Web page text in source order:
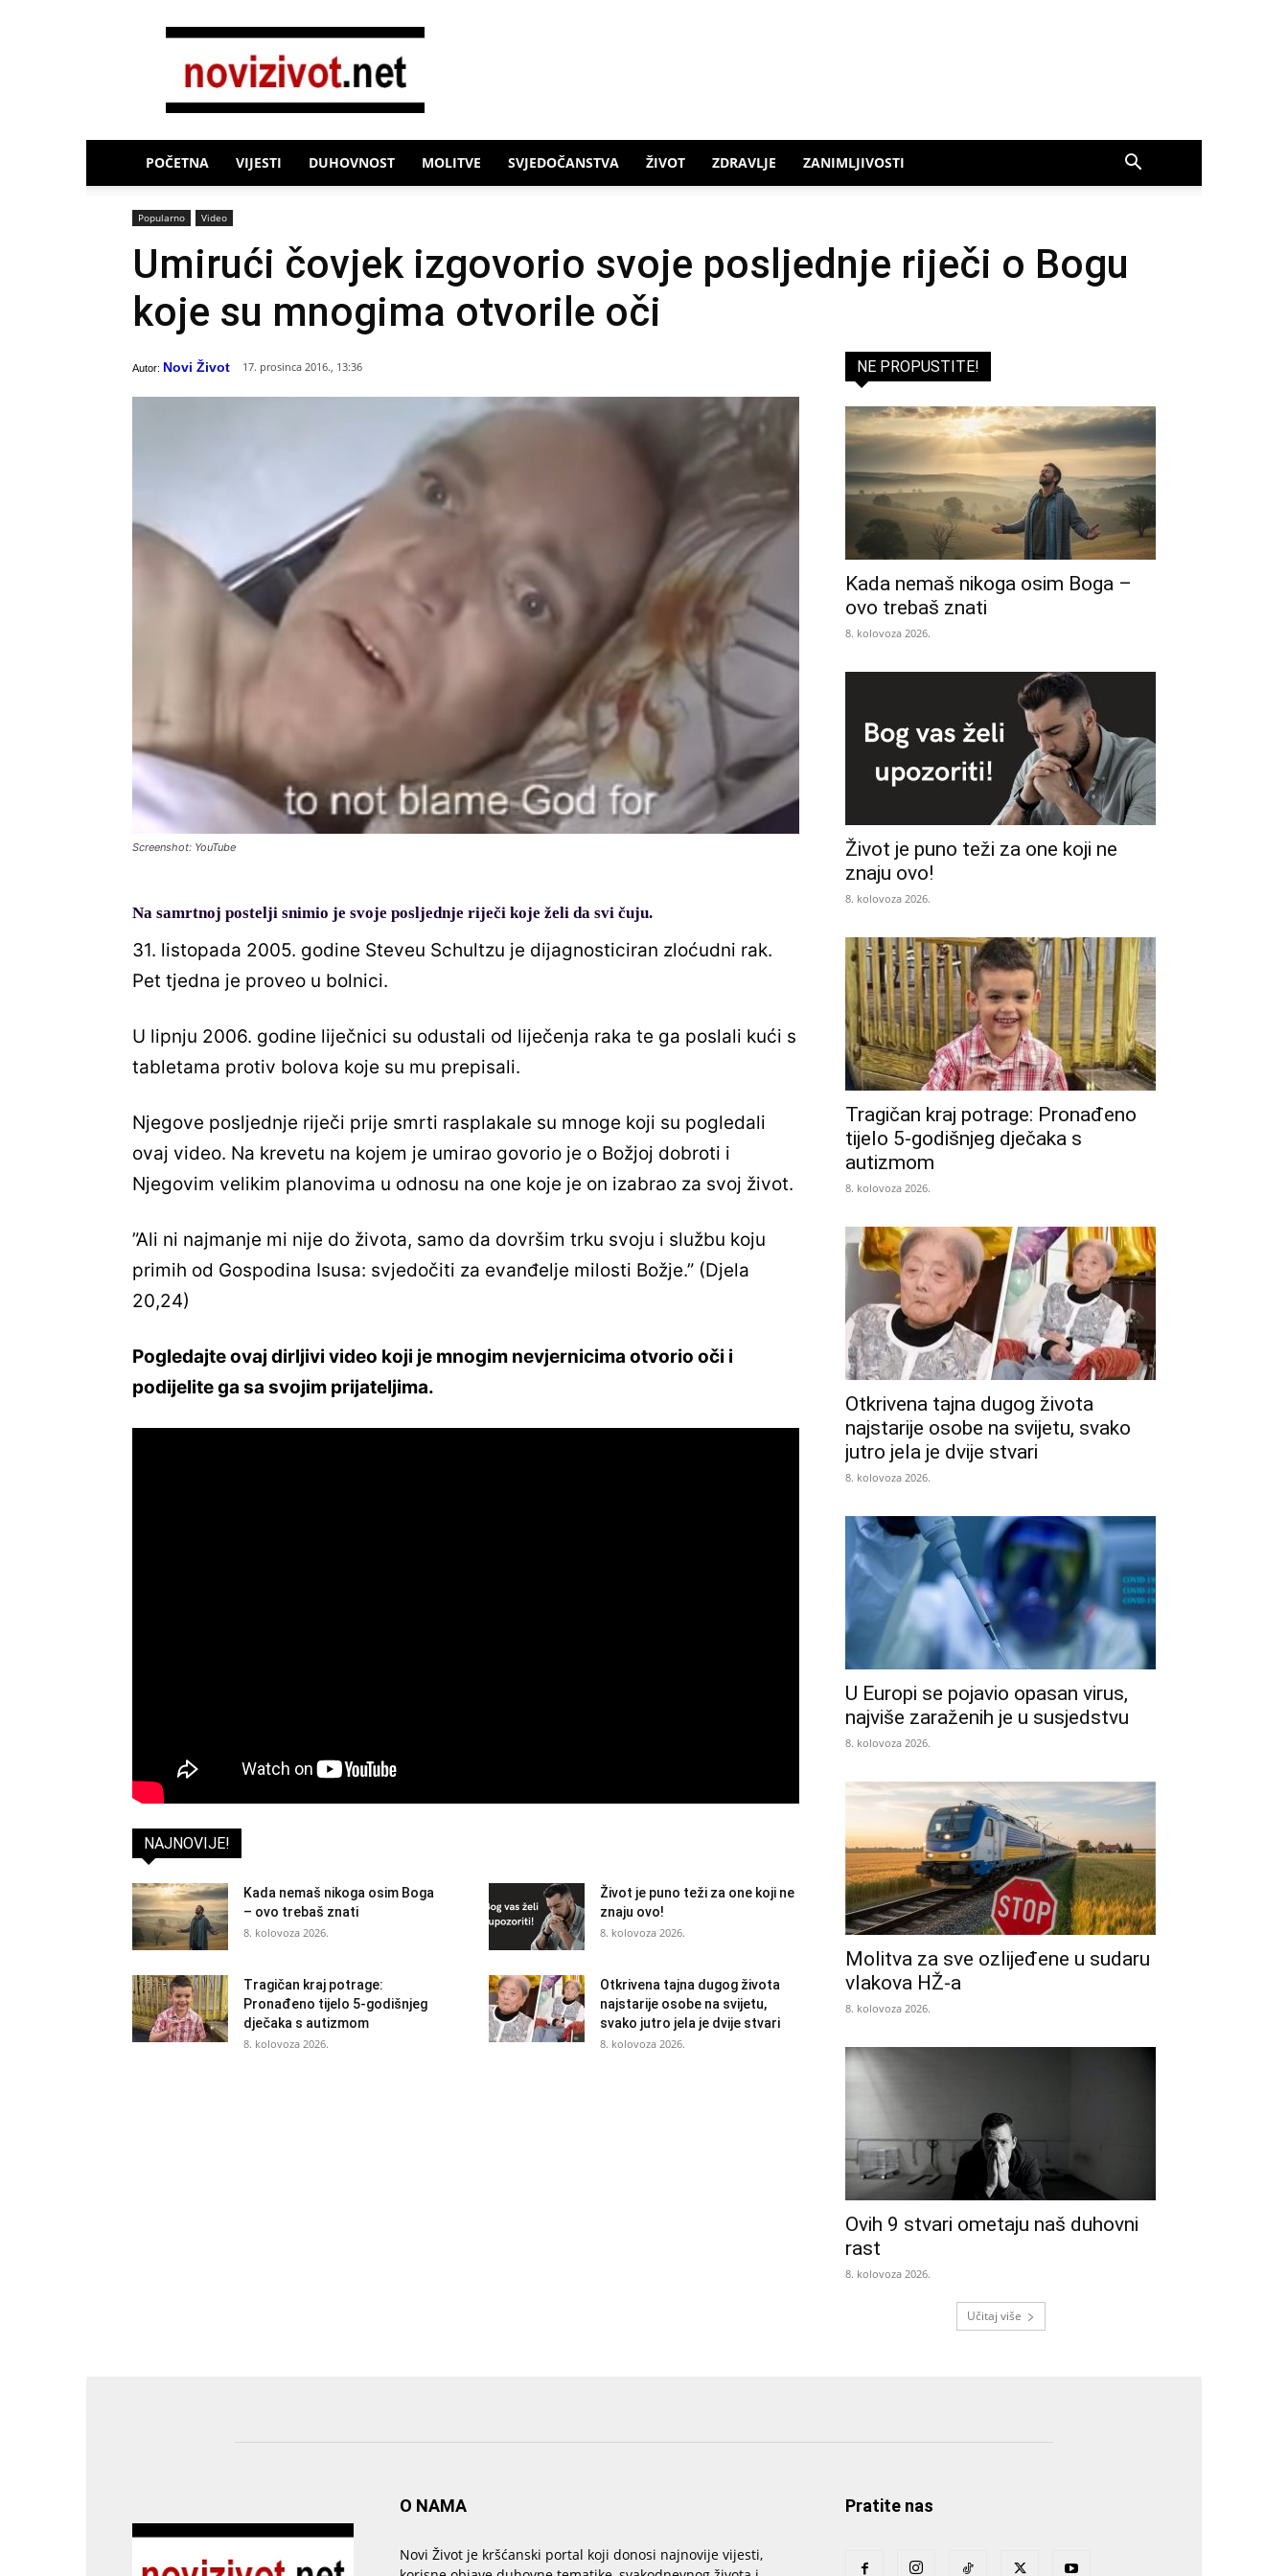
Novi
POČETNA VIJESTI DUHOVNOST MOLITVE SVJEDOČANSTVA ŽIVOT ZDRAVLJE ZANIMLJIVOSTI
Popularno Video
Umirući čovjek izgovorio svoje posljednje riječi o Bogu
koje su mnogima otvorile oči
Autor: Novi Život 17. prosinca 2016., 13:36
Screenshot: YouTube
Na samrtnoj postelji snimio je svoje posljednje riječi koje želi da svi čuju.
31. listopada 2005. godine Steveu Schultzu je dijagnosticiran zloćudni rak.
Pet tjedna je proveo u bolnici.
U lipnju 2006. godine liječnici su odustali od liječenja raka te ga poslali kući s
tabletama protiv bolova koje su mu prepisali.
Njegove posljednje riječi prije smrti rasplakale su mnoge koji su pogledali
ovaj video. Na krevetu na kojem je umirao govorio je o Božjoj dobroti i
Njegovim velikim planovima u odnosu na one koje je on izabrao za svoj život.
”Ali ni najmanje mi nije do života, samo da dovršim trku svoju i službu koju
primih od Gospodina Isusa: svjedočiti za evanđelje milosti Božje.” (Djela
20,24)
Pogledajte ovaj dirljivi video koji je mnogim nevjernicima otvorio oči i
podijelite ga sa svojim prijateljima.
NAJNOVIJE!
Kada nemaš nikoga osim Boga
– ovo trebaš znati
8. kolovoza 2026.
Život je puno teži za one koji ne
znaju ovo!
8. kolovoza 2026.
Tragičan kraj potrage:
Pronađeno tijelo 5-godišnjeg
dječaka s autizmom
8. kolovoza 2026.
Otkrivena tajna dugog života
najstarije osobe na svijetu,
svako jutro jela je dvije stvari
8. kolovoza 2026.
NE PROPUSTITE!
Kada nemaš nikoga osim Boga –
ovo trebaš znati
8. kolovoza 2026.
Život je puno teži za one koji ne
znaju ovo!
8. kolovoza 2026.
Tragičan kraj potrage: Pronađeno
tijelo 5-godišnjeg dječaka s
autizmom
8. kolovoza 2026.
Otkrivena tajna dugog života
najstarije osobe na svijetu, svako
jutro jela je dvije stvari
8. kolovoza 2026.
U Europi se pojavio opasan virus,
najviše zaraženih je u susjedstvu
8. kolovoza 2026.
Molitva za sve ozlijeđene u sudaru
vlakova HŽ-a
8. kolovoza 2026.
Ovih 9 stvari ometaju naš duhovni
rast
8. kolovoza 2026.
Učitaj više
O NAMA
Novi Život je kršćanski portal koji donosi najnovije vijesti,
Pratite nas